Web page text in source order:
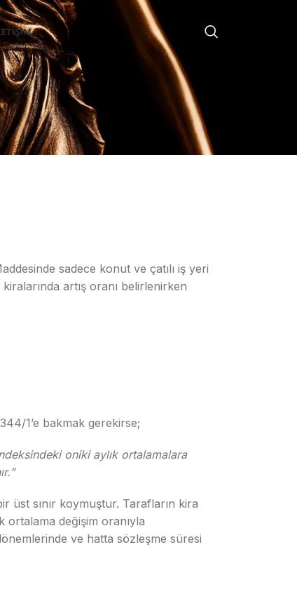
sadece konut ve çatılı iş yeri
artış oranı belirlenirken
1’e bakmak gerekirse;
oniki aylık ortalamalara
üst sınır koymuştur. Tarafların kira
ortalama değişim oranıyla
ve hatta sözleşme süresi